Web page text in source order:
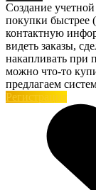
Создание
покупки быстрее
контактную
видеть заказы,
накапливать при
можно что-то
предлагаем
Регистрация